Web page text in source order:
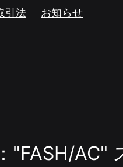
引法
お知らせ
"FASH/AC"